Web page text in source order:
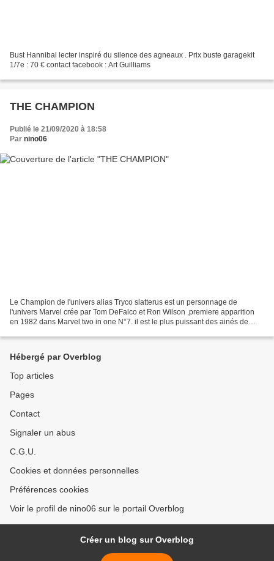
Bust Hannibal lecter inspiré du silence des agneaux . Prix buste garagekit
1/7e : 70 € contact facebook : Art Guilliams
THE CHAMPION
Publié le 21/09/2020 à 18:58
Par nino06
Le Champion de l'univers alias Tryco slatterus est un personnage de
l'univers Marvel crée par Tom DeFalco et Ron Wilson ,premiere apparition
en 1982 dans Marvel two in one N°7. il est le plus puissant des ainés de
Hébergé par Overblog
Top articles
Pages
Contact
Signaler un abus
C.G.U.
Cookies et données personnelles
Préférences cookies
Voir le profil de nino06 sur le portail Overblog
Créer un blog sur Overblog